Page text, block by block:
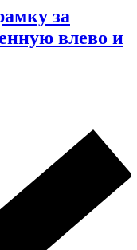
за
влево и